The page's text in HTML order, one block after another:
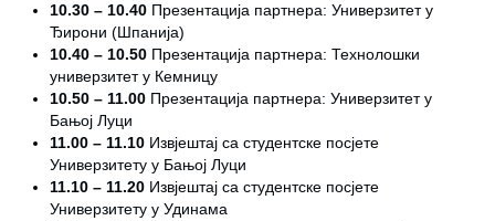
10.30 – 10.40 Презентација партнера: Универзитет у
Ђирони (Шпанија)
10.40 – 10.50 Презентација партнера: Технолошки
универзитет у Кемницу
10.50 – 11.00 Презентација партнера: Универзитет у
Бањој Луци
11.00 – 11.10 Извјештај са студентске посјете
Универзитету у Бањој Луци
11.10 – 11.20 Извјештај са студентске посјете
Универзитету у Удинама